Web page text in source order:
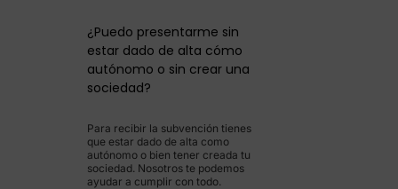
¿Puedo presentarme sin
estar dado de alta cómo
autónomo o sin crear una
sociedad?
Para recibir la subvención tienes
que estar dado de alta como
autónomo o bien tener creada tu
sociedad. Nosotros te podemos
ayudar a cumplir con todo.